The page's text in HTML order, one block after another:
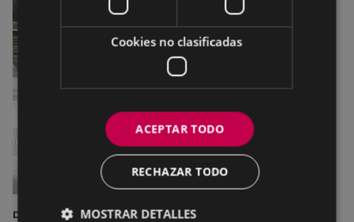
DEPORTES
Cookies no clasificadas
ACEPTAR TODO
RECHAZAR TODO
MOSTRAR DETALLES